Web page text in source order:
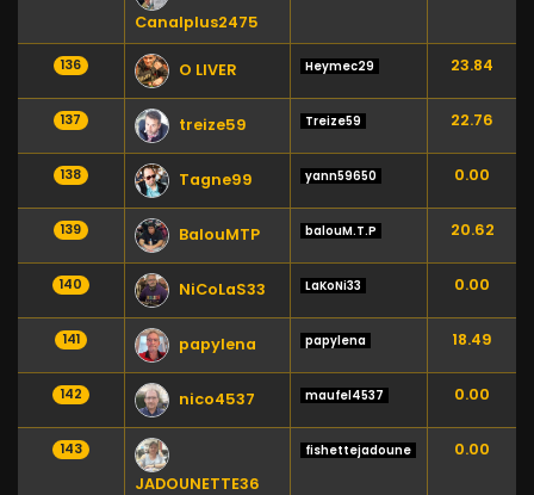
Canalplus2475
136 O LIVER Heymec29 23.84
137 treize59 Treize59 22.76
138 Tagne99 yann59650 0.00
139 BalouMTP balouM.T.P 20.62
140 NiCoLaS33 LaKoNi33 0.00
141 papylena papylena 18.49
142 nico4537 maufel4537 0.00
143
JADOUNETTE36
fishettejadoune 0.00